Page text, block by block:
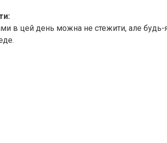
в цей день можна не стежити, але будь-